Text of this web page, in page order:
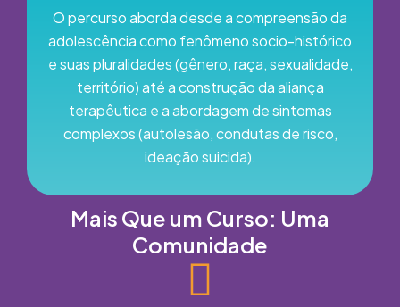
O percurso aborda desde a compreensão da
adolescência como fenômeno socio-histórico
e suas pluralidades (gênero, raça, sexualidade,
território) até a construção da aliança
terapêutica e a abordagem de sintomas
complexos (autolesão, condutas de risco,
ideação suicida).
Mais Que um Curso: Uma
Comunidade